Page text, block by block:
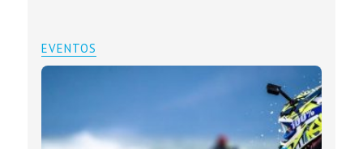
EVENTOS